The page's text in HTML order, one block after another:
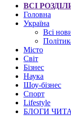
ВСІ
Головна
Україна
Всі
Місто
Світ
Бізнес
Наука
Шоу-бізнес
Спорт
Lifestyle
БЛОГИ